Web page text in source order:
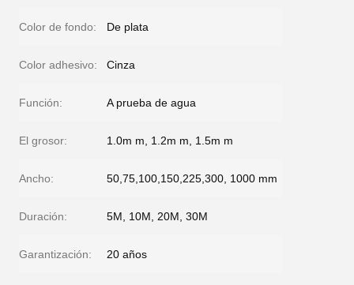
Color de fondo: De plata
Color adhesivo: Cinza
Función: A prueba de agua
El grosor: 1.0m m, 1.2m m, 1.5m m
Ancho: 50,75,100,150,225,300, 1000 mm
Duración: 5M, 10M, 20M, 30M
Garantización: 20 años